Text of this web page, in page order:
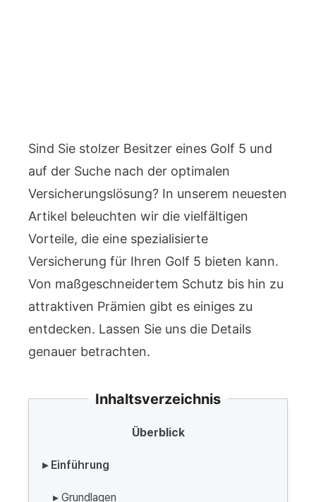
Sind Sie stolzer Besitzer eines Golf 5 und
auf der Suche nach der optimalen
Versicherungslösung? In unserem neuesten
Artikel beleuchten wir die vielfältigen
Vorteile, die eine spezialisierte
Versicherung für Ihren Golf 5 bieten kann.
Von maßgeschneidertem Schutz bis hin zu
attraktiven Prämien gibt es einiges zu
entdecken. Lassen Sie uns die Details
genauer betrachten.
Inhaltsverzeichnis
Überblick
▸ Einführung
▸ Grundlagen